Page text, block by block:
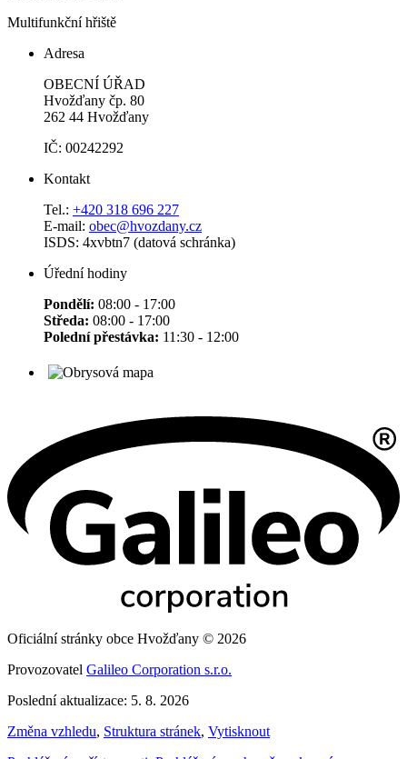
Multifunkční hřiště
Adresa
OBECNÍ ÚŘAD
Hvožďany čp. 80
262 44 Hvožďany
IČ: 00242292
Kontakt
Tel.: +420 318 696 227
E-mail: obec@hvozdany.cz
ISDS: 4xvbtn7 (datová schránka)
Úřední hodiny
Pondělí: 08:00 - 17:00
Středa: 08:00 - 17:00
Polední přestávka: 11:30 - 12:00
Oficiální stránky obce Hvožďany © 2026
Provozovatel Galileo Corporation s.r.o.
Poslední aktualizace: 5. 8. 2026
Změna vzhledu, Struktura stránek, Vytisknout